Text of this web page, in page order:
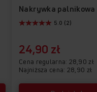
24,90 zł
Cena regularna 28,90 zł
Najniższa cena: 28,90 zł
Nakrywka palnikowa
5.0 (2)